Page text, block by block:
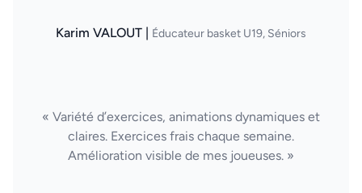
Karim VALOUT | Éducateur basket U19, Séniors
« Variété d’exercices, animations dynamiques et
claires. Exercices frais chaque semaine.
Amélioration visible de mes joueuses. »